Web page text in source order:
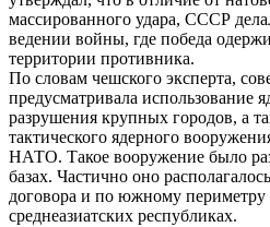
массированного удара, СССР
ведении войны, где победа
территории противника.
По словам чешского эксперта,
предусматривала использование
разрушения крупных городов, а
тактического ядерного
НАТО. Такое вооружение было
базах. Частично оно
договора и по южному периметру
среднеазиатских республиках.